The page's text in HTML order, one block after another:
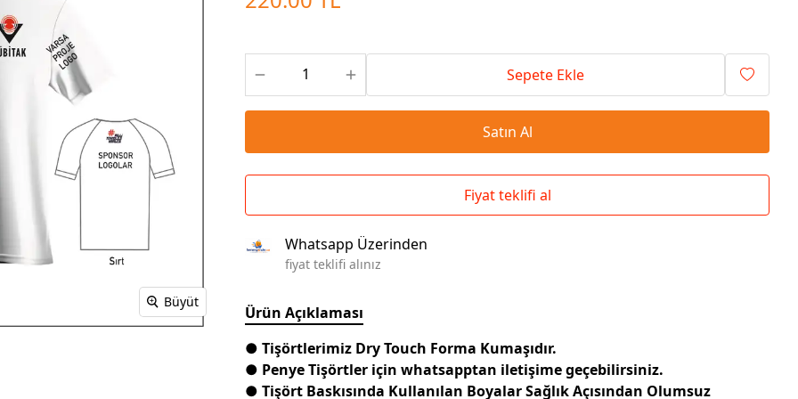
Çoklu Şarj Kabloları
Kablosuz Şarj
Powerbank Defter
Wireless Masa Lambası
Sunum Panosu
Branda | Afiş | Poster
Baskılı Masa Örtüsü
Büyüt
Sepete Ekle
Satın Al
Fiyat teklifi al
Whatsapp Üzerinden
fiyat teklifi alınız
Ürün Açıklaması
● Tişörtlerimiz Dry Touch Forma Kumaşıdır.
● Penye Tişörtler için whatsapptan iletişime geçebilirsiniz.
● Tişört Baskısında Kullanılan Boyalar Sağlık Açısından Olumsuz